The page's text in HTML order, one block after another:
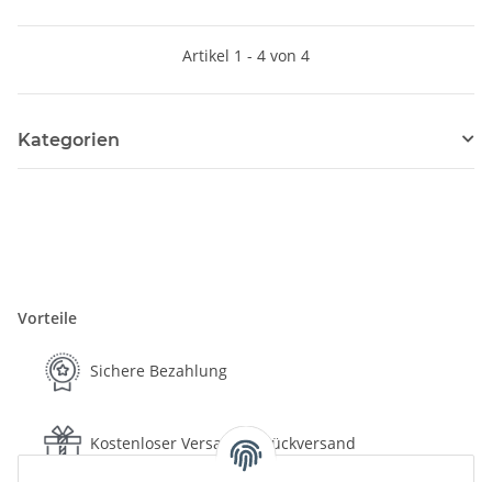
Artikel 1 - 4 von 4
Kategorien
Vorteile
Sichere Bezahlung
Kostenloser Versand & Rückversand